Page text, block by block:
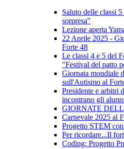
Saluto delle classi
sorpresa"
Lezione aperta
22 Aprile 2025 -
Forte 48
Le classi 4 e 5 del
"Festival del patto
Giornata mondiale
sull'Autismo al
Presidente e arbitri
incontrano gli
GIORNATE
Carnevale 2025 al
Progetto STEM
Per ricordare...Il
Coding: Progetto